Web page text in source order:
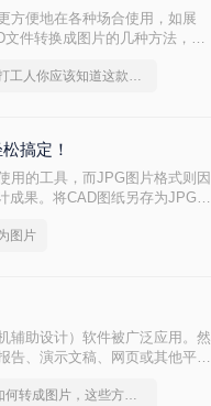
方便地在各种场合使用，如展
件转换成图片的几种方法，帮
身为打工人你应该知道这款cad转图片软件
搞定！
用的工具，而JPG图片格式则因
成果。将CAD图纸另存为JPG图
图纸另存为JPG图片的方
图片
辅助设计）软件被广泛应用。然
告、演示文稿、网页或其他平台
转图片的方法与步骤，帮助
cad如何转成图片，这些方法可以帮到你